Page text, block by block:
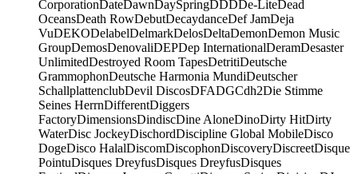
CorporationDateDawnDaySpringDDDDe-LiteDead
OceansDeath RowDebutDecaydanceDef JamDeja
VuDEKODelabelDelmarkDelosDeltaDemonDemon Music
GroupDemosDenovaliDEPDep InternationalDeramDesaster
UnlimitedDestroyed Room TapesDetritiDeutsche
GrammophonDeutsche Harmonia MundiDeutscher
SchallplattenclubDevil DiscosDFADGCdh2Die Stimme
Seines HerrnDifferentDiggers
FactoryDimensionsDindiscDine AloneDinoDirty HitDirty
WaterDisc JockeyDischordDiscipline Global MobileDisco
DogeDisco HalalDiscomDiscophonDiscoveryDiscreetDisque
PointuDisques DreyfusDisques DreyfusDisques